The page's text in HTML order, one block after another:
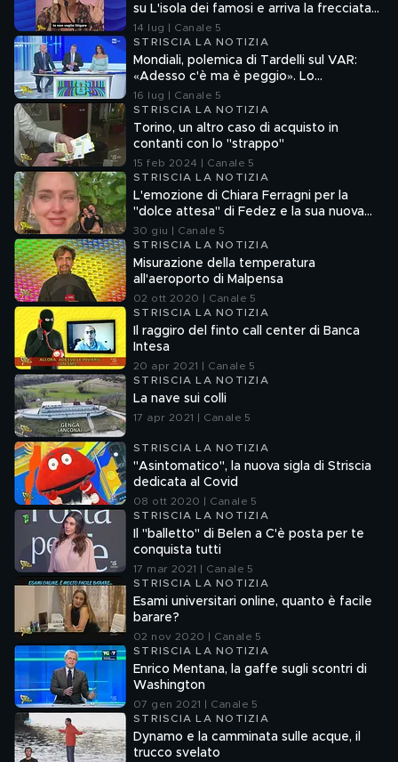
su L'isola dei famosi e arriva la frecciata
di Fedez
14 lug | Canale 5
STRISCIA LA NOTIZIA
Mondiali, polemica di Tardelli sul VAR:
«Adesso c'è ma è peggio». Lo
scappellotto di Bellingham a Barco
16 lug | Canale 5
STRISCIA LA NOTIZIA
Torino, un altro caso di acquisto in
contanti con lo "strappo"
15 feb 2024 | Canale 5
STRISCIA LA NOTIZIA
L'emozione di Chiara Ferragni per la
"dolce attesa" di Fedez e la sua nuova
compagna
30 giu | Canale 5
STRISCIA LA NOTIZIA
Misurazione della temperatura
all'aeroporto di Malpensa
02 ott 2020 | Canale 5
STRISCIA LA NOTIZIA
Il raggiro del finto call center di Banca
Intesa
20 apr 2021 | Canale 5
STRISCIA LA NOTIZIA
La nave sui colli
17 apr 2021 | Canale 5
STRISCIA LA NOTIZIA
"Asintomatico", la nuova sigla di Striscia
dedicata al Covid
08 ott 2020 | Canale 5
STRISCIA LA NOTIZIA
Il "balletto" di Belen a C'è posta per te
conquista tutti
17 mar 2021 | Canale 5
STRISCIA LA NOTIZIA
Esami universitari online, quanto è facile
barare?
02 nov 2020 | Canale 5
STRISCIA LA NOTIZIA
Enrico Mentana, la gaffe sugli scontri di
Washington
07 gen 2021 | Canale 5
STRISCIA LA NOTIZIA
Dynamo e la camminata sulle acque, il
trucco svelato